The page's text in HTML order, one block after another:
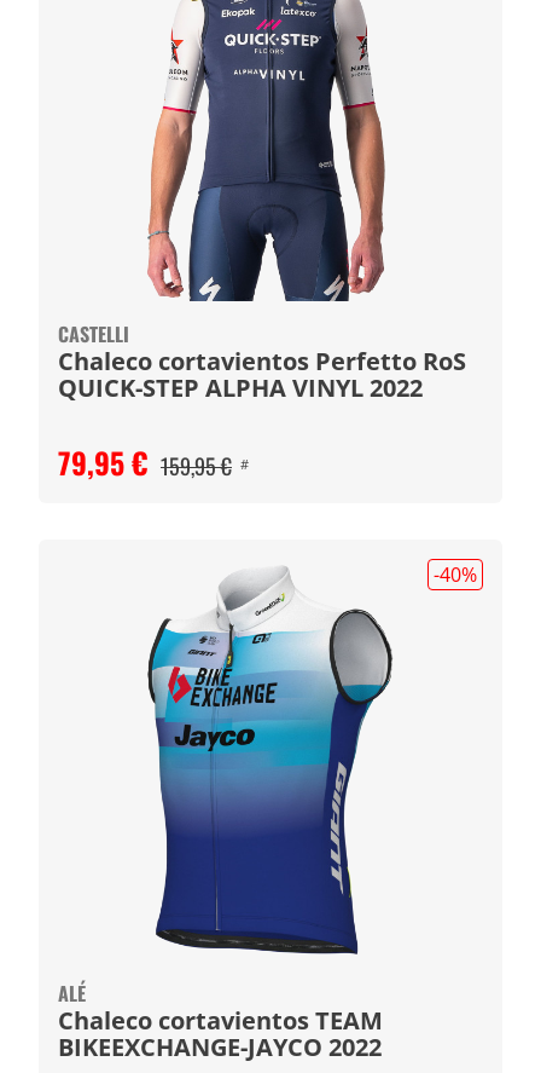
CASTELLI
Chaleco cortavientos Perfetto RoS
QUICK-STEP ALPHA VINYL 2022
79,95 € 159,95 € #
-40%
ALÉ
Chaleco cortavientos TEAM
BIKEEXCHANGE-JAYCO 2022